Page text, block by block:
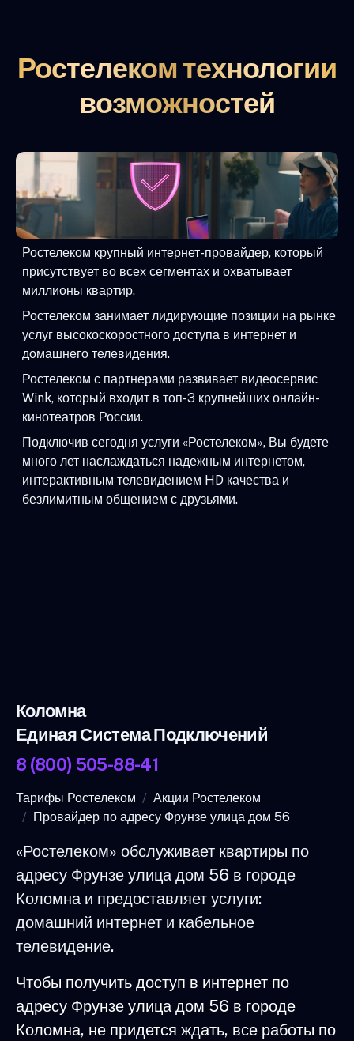
Ростелеком технологии
возможностей
Ростелеком крупный интернет-провайдер, который
присутствует во всех сегментах и охватывает
миллионы квартир.
Ростелеком занимает лидирующие позиции на рынке
услуг высокоскоростного доступа в интернет и
домашнего телевидения.
Ростелеком с партнерами развивает видеосервис
Wink, который входит в топ-3 крупнейших онлайн-
кинотеатров России.
Подключив сегодня услуги «Ростелеком», Вы будете
много лет наслаждаться надежным интернетом,
интерактивным телевидением HD качества и
безлимитным общением с друзьями.
Коломна
Единая Система Подключений
8 (800) 505-88-41
Тарифы Ростелеком
Акции Ростелеком
Провайдер по адресу Фрунзе улица дом 56
«Ростелеком» обслуживает квартиры по
адресу Фрунзе улица дом 56 в городе
Коломна и предоставляет услуги:
домашний интернет и кабельное
телевидение.
Чтобы получить доступ в интернет по
адресу Фрунзе улица дом 56 в городе
Коломна, не придется ждать, все работы по